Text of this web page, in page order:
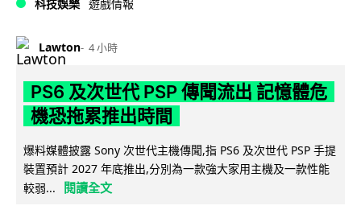
科技娛樂 遊戲情報
Lawton 4 小時
PS6 及次世代 PSP 傳聞流出 記憶體危
機恐拖累推出時間
爆料媒體披露 Sony 次世代主機傳聞,指 PS6 及次世代 PSP 手提
裝置預計 2027 年底推出,分別為一款強大家用主機及一款性能
較弱...
閱讀全文